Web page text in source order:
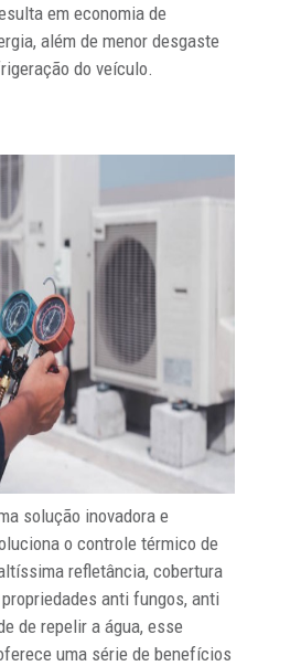
em economia de
além de menor desgaste
do veículo.
solução inovadora e
o controle térmico de
refletância, cobertura
anti fungos, anti
de repelir a água, esse
uma série de benefícios